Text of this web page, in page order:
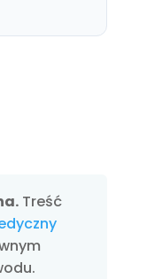
Treść